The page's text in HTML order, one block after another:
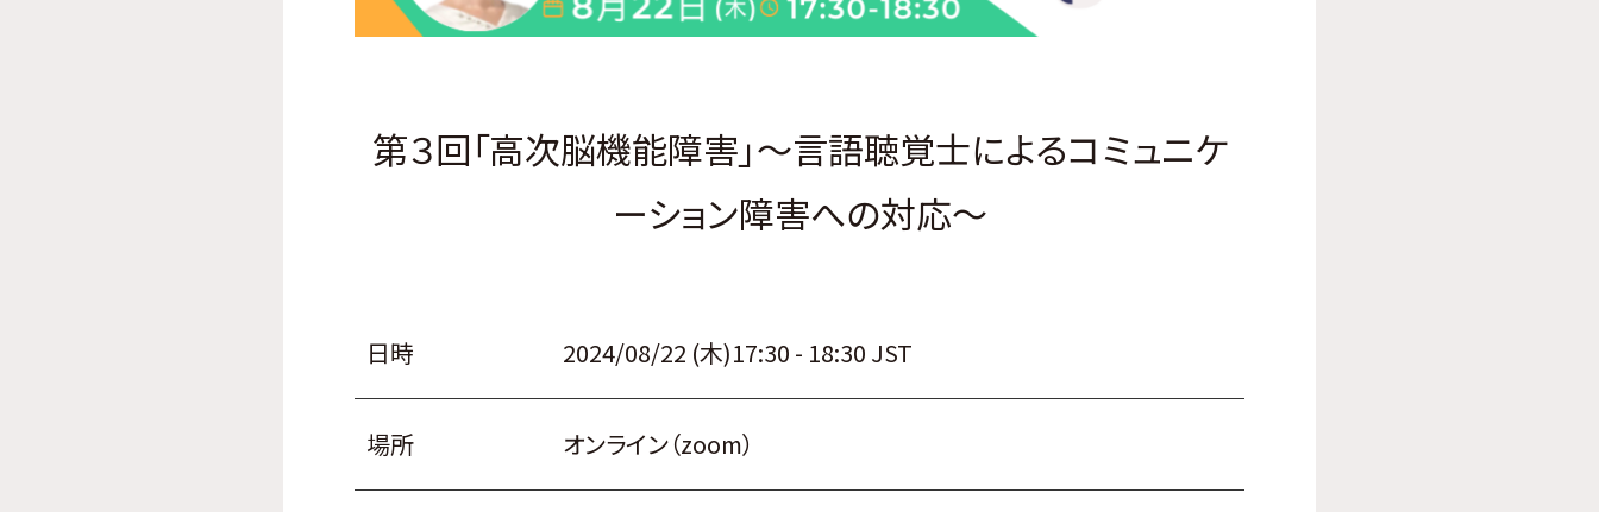
第３回「高次脳機能障害」～言語聴覚士によるコミュニケ
ーション障害への対応～
日時 2024/08/22 (木)17:30 - 18:30 JST
場所 オンライン（zoom）